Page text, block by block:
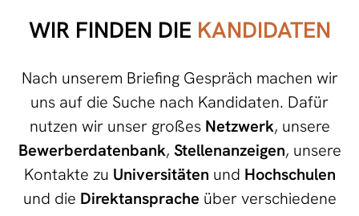
WIR FINDEN DIE KANDIDATEN
Nach unserem Briefing Gespräch machen wir
uns auf die Suche nach Kandidaten. Dafür
nutzen wir unser großes Netzwerk, unsere
Bewerberdatenbank, Stellenanzeigen, unsere
Kontakte zu Universitäten und Hochschulen
und die Direktansprache über verschiedene